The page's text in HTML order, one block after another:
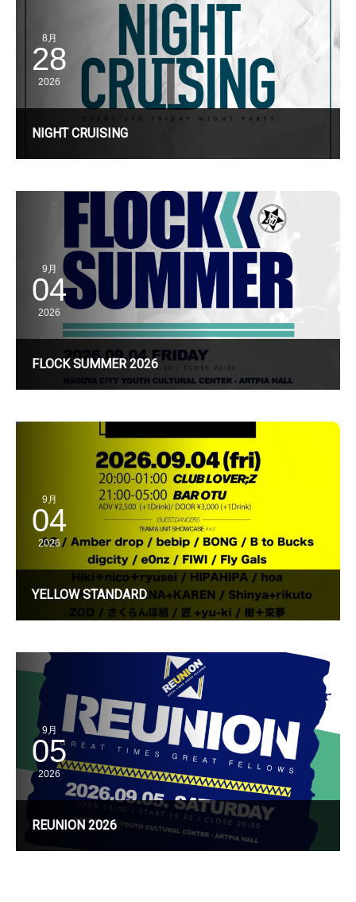
NIGHT CRUISING
8月
28
2026
FLOCK SUMMER 2026
9月
04
2026
YELLOW STANDARD
9月
04
2026
REUNION 2026
9月
05
2026